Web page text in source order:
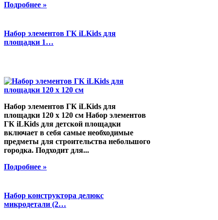
Подробнее »
Набор элементов ГК iLKids для
площадки 1…
Набор элементов ГК iLKids для
площадки 120 х 120 см Набор элементов
ГК iLKids для детской площадки
включает в себя самые необходимые
предметы для строительства небольшого
городка. Подходит для...
Подробнее »
Набор конструктора делюкс
микродетали (2…